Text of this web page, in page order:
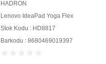
HADRON
Lenovo IdeaPad Yoga Flex
Stok Kodu : HD8817
Barkodu : 8680469019397